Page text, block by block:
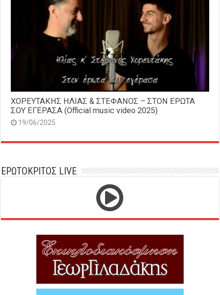
ΧΟΡΕΥΤΑΚΗΣ ΗΛΙΑΣ & ΣΤΕΦΑΝΟΣ – ΣΤΟΝ ΕΡΩΤΑ
ΣΟΥ ΕΓΕΡΑΣΑ (Official music video 2025)
19/06/2025
ΕΡΩΤΟΚΡΙΤΟΣ LIVE